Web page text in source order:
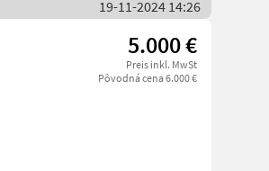
19-11-2024 14:26
5.000 €
Preis inkl. MwSt
Pôvodná cena 6.000 €